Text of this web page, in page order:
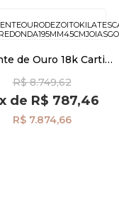
de Ouro 18k Cartier
co03935
R$ 8.749,62
de R$ 787,46
R$ 7.874,66